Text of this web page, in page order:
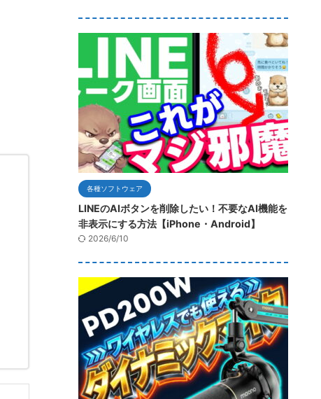
各種ソフトウェア
LINEのAIボタンを削除したい！不要なAI機能を
非表示にする方法【iPhone・Android】
2026/6/10